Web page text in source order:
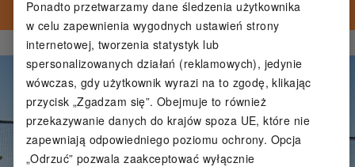
Ponadto przetwarzamy dane śledzenia użytkownika
w celu zapewnienia wygodnych ustawień strony
internetowej, tworzenia statystyk lub
spersonalizowanych działań (reklamowych), jedynie
wówczas, gdy użytkownik wyrazi na to zgodę, klikając
przycisk „Zgadzam się”. Obejmuje to również
przekazywanie danych do krajów spoza UE, które nie
zapewniają odpowiedniego poziomu ochrony. Opcja
„Odrzuć” pozwala zaakceptować wyłącznie